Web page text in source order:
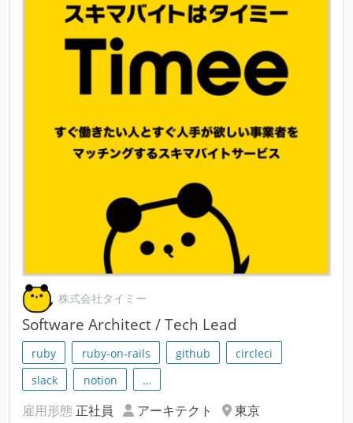
株式会社タイミー
Software Architect / Tech Lead
ruby ruby-on-rails github
circleci
slack
notion …
雇用形態 正社員 アーキテクト
東京